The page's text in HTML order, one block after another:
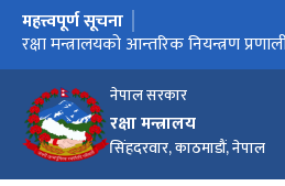
नेपाल सरकार
रक्षा मन्त्रालय
सिंहदरवार, काठमाडौं, नेपाल
मुख्य नेभिगेसनमा जानुहोस्
महत्त्वपूर्ण सूचना
Invitation for Electronic Bids (MoD/
रक्षा मन्त्रालयको आन्तरिक नियन्त्रण
रक्षा मन्त्रालयको कार्यसम्पादन कार्यविधि,